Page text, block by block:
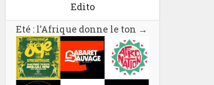
Edito
Eté : l’Afrique donne le ton →